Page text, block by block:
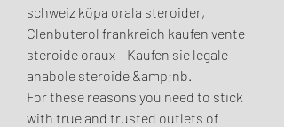
schweiz köpa orala steroider,
Clenbuterol frankreich kaufen vente
steroide oraux – Kaufen sie legale
anabole steroide &amp;nb.
For these reasons you need to stick
with true and trusted outlets of